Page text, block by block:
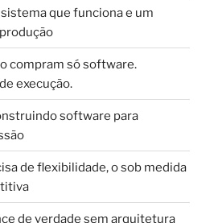
que funciona e um
compram só software.
execução.
software para
de flexibilidade, o sob medida
de verdade sem arquitetura